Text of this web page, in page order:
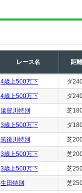
レース名 距離
4歳上500万下 ダ
4歳上500万下 ダ
遠賀川特別 芝
3歳上500万下 ダ
筑後川特別 芝
3歳上500万下 芝
3歳上500万下 芝
生田特別 芝